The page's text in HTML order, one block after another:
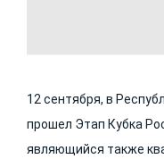
12 сентября, в
прошел Этап Кубка
являющийся также